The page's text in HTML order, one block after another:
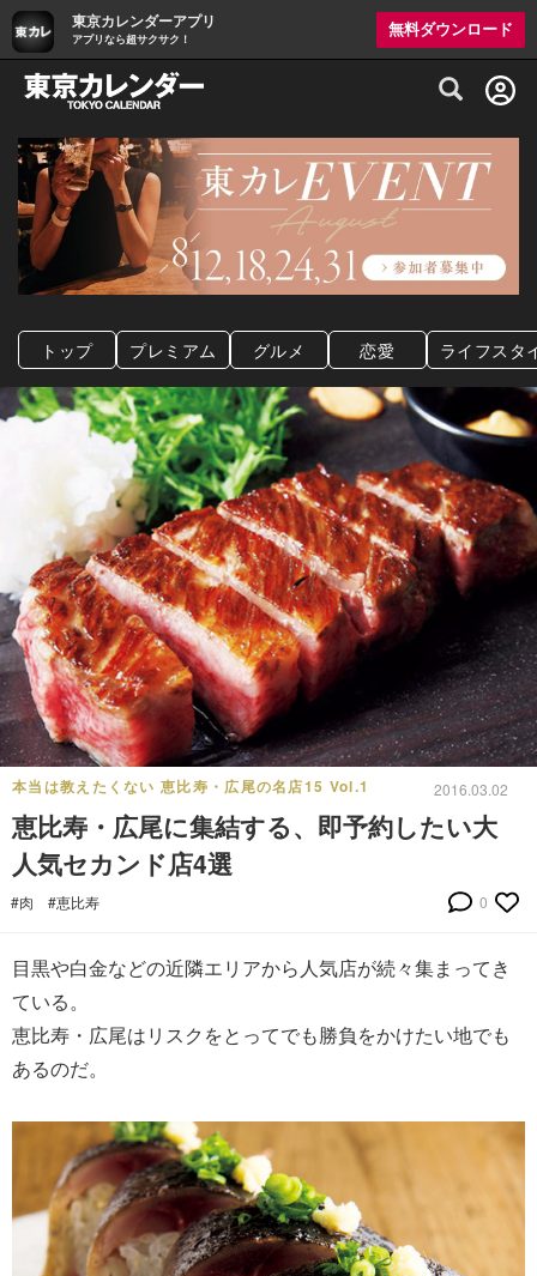
東京カレンダーアプリ
アプリなら超サクサク！
無料ダウンロード
グルメ情報・プレミアムレストラン予約
トップ プレミアム グルメ 恋愛 ライフスタ
本当は教えたくない 恵比寿・広尾の名店15 Vol.1 2016.03.02
恵比寿・広尾に集結する、即予約したい大
人気セカンド店4選
#肉 #恵比寿 0
目黒や白金などの近隣エリアから人気店が続々集まってき
ている。
恵比寿・広尾はリスクをとってでも勝負をかけたい地でも
あるのだ。